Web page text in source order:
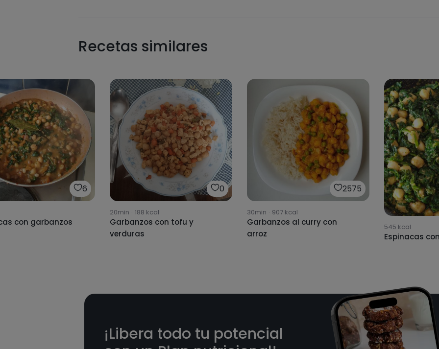
Recetas similares
6
con garbanzos
0
20min · 188 kcal
Garbanzos con tofu y
verduras
2575
30min · 907kcal
Garbanzos al curry con
arroz
545 kcal
Espinacas
¡Libera todo tu potencial